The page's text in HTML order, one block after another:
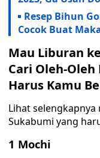
Resep Bihun
Cocok Buat
Mau Liburan
Cari Oleh-
Harus Kamu
Lihat
Sukabumi yang
1 Mochi